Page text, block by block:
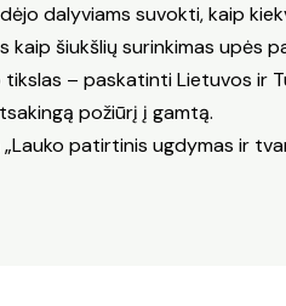
dalyviams suvokti, kaip
kaip šiukšlių surinkimas upės
– paskatinti Lietuvos ir
požiūrį į gamtą.
patirtinis ugdymas ir